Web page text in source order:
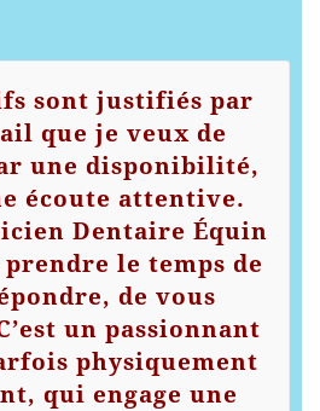
sont justifiés par
que je veux de
une disponibilité,
écoute attentive.
Dentaire Équin
prendre le temps de
de vous
un passionnant
physiquement
qui engage une